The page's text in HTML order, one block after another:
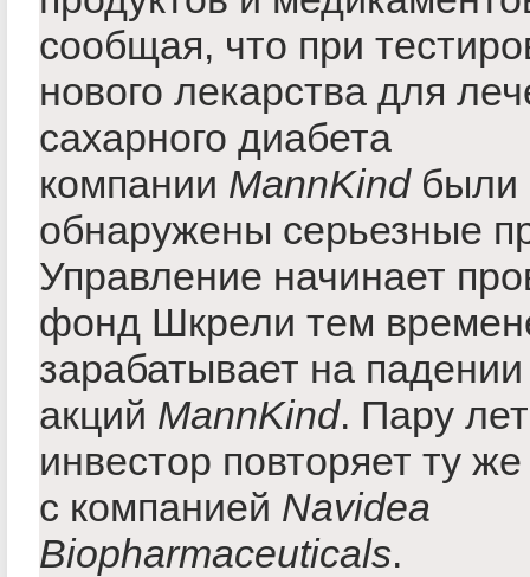
сообщая, что при
нового лекарства для
сахарного диабета
компании MannKindбыли
обнаружены серьезные
Управление начинает
фонд Шкрели тем
зарабатывает на падении
акций MannKind. Пару
инвестор повторяет ту
с компанией Navidea
Biopharmaceuticals.